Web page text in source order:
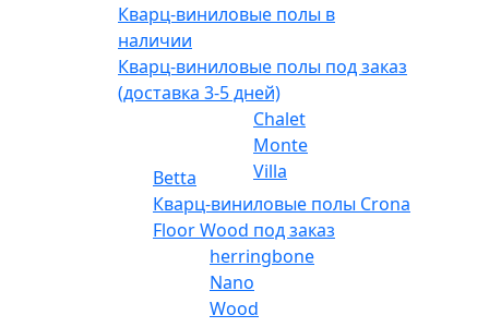
Кварц-виниловые полы в
наличии
Кварц-виниловые полы под заказ
(доставка 3-5 дней)
Betta
Chalet
Monte
Villa
Кварц-виниловые полы Crona
Floor Wood под заказ
herringbone
Nano
Wood